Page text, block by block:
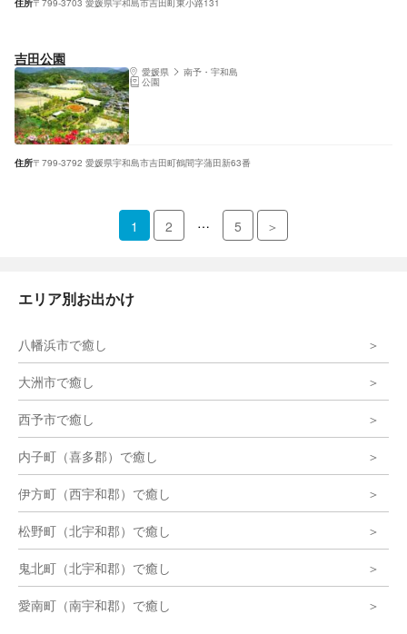
住所〒799-3703 愛媛県宇和島市吉田町東小路131
吉田公園
愛媛県 南予・宇和島
公園
住所〒799-3792 愛媛県宇和島市吉田町鶴間字蒲田新63番
1 2 … 5 ＞
エリア別お出かけ
八幡浜市で癒し
大洲市で癒し
西予市で癒し
内子町（喜多郡）で癒し
伊方町（西宇和郡）で癒し
松野町（北宇和郡）で癒し
鬼北町（北宇和郡）で癒し
愛南町（南宇和郡）で癒し